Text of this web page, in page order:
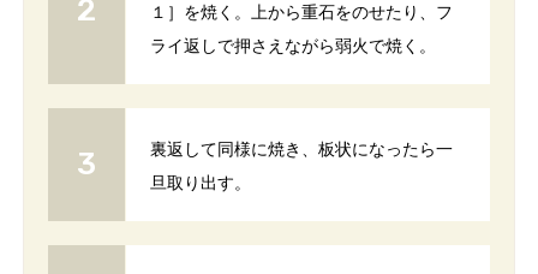
１］を焼く。上から重石をのせたり、フ
ライ返しで押さえながら弱火で焼く。
裏返して同様に焼き、板状になったら一
旦取り出す。